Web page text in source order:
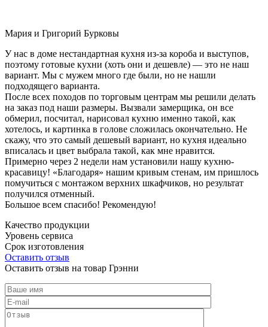
Мария и Григорий Бурковы
У нас в доме нестандартная кухня из-за короба и выступов,
поэтому готовые кухни (хоть они и дешевле) — это не наш
вариант. Мы с мужем много где были, но не нашли
подходящего варианта.
После всех походов по торговым центрам мы решили делать
на заказ под наши размеры. Вызвали замерщика, он все
обмерил, посчитал, нарисовал кухню именно такой, как
хотелось, и картинка в голове сложилась окончательно. Не
скажу, что это самый дешевый вариант, но кухня идеально
вписалась и цвет выбрала такой, как мне нравится.
Примерно через 2 недели нам установили нашу кухню-
красавицу! «Благодаря» нашим кривым стенам, им пришлось
помучиться с монтажом верхних шкафчиков, но результат
получился отменный.
Большое всем спасибо! Рекомендую!
Качество продукции
Уровень сервиса
Срок изготовления
Оставить отзыв
Оставить отзыв на товар Грэнни